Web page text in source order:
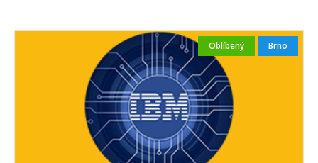
Oblíbený Brno